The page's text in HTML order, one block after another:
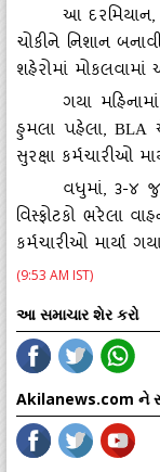
આ દરમિયાન
ચોકીને નિશાન
શહેરોમાં
ગયા મહિનામાં
હુમલા પહેલા,BLA
સુરક્ષા કર્મચારીઓ
વધુમાં, ૩-૪
વિસ્‍ફોટકો ભરેલા
કર્મચારીઓ માર્યા
(9:53 AM IST)
આ સમાચાર શેર કરો
Akilanews.com ને